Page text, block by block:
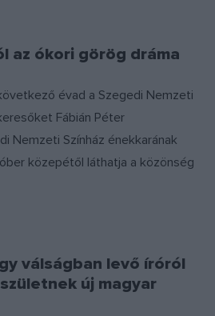
az ókori görög dráma
évad a Szegedi Nemzeti
Fábián Péter
Nemzeti Színház énekkarának
közepétől láthatja a közönség
válságban levő íróról
új magyar